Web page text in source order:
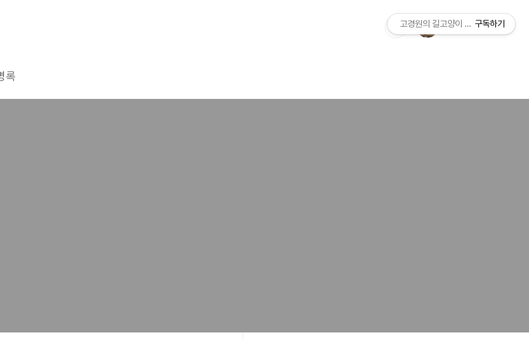
록
고경원의 길고양이 통신+야옹서가
구독하기